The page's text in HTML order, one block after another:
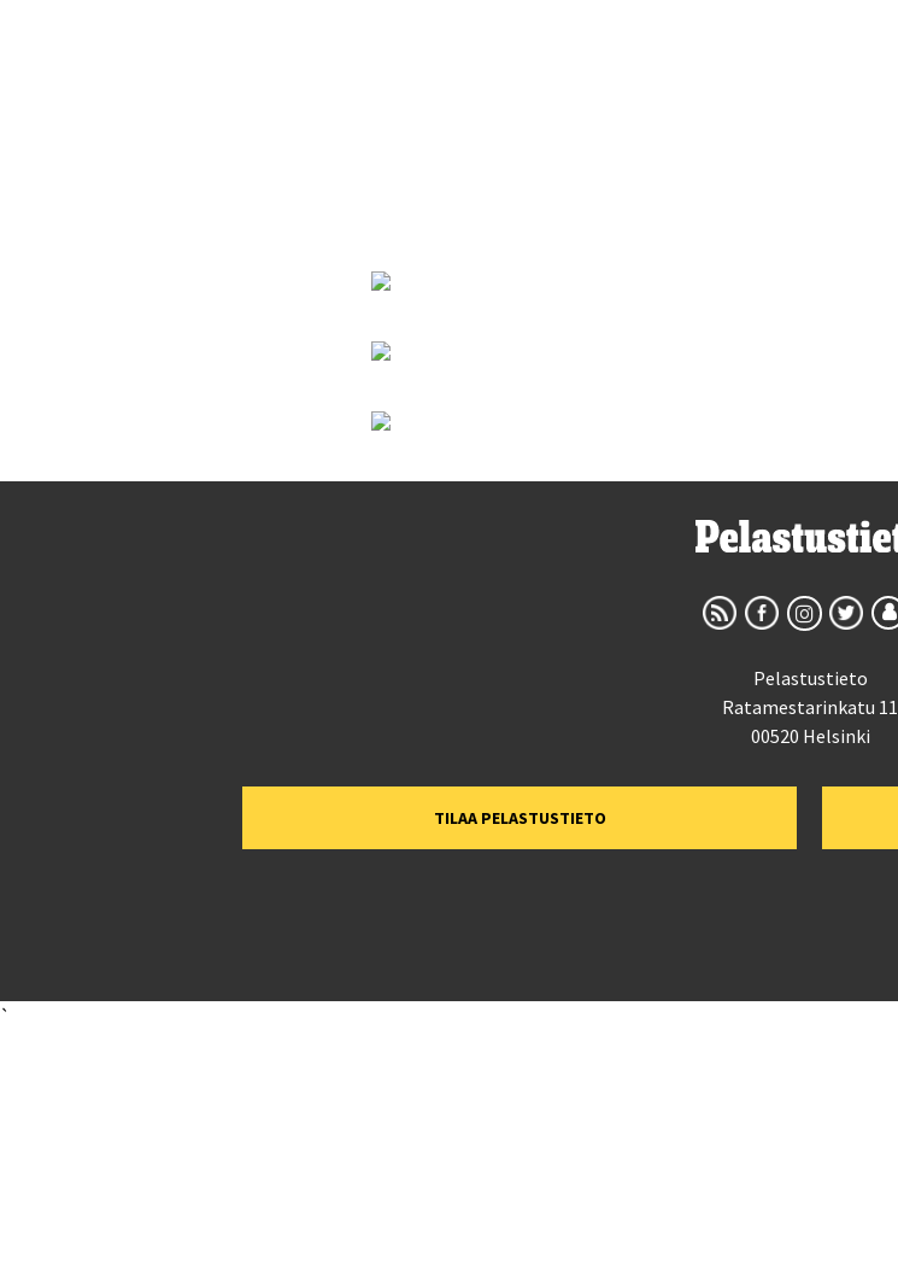
Pelastustieto
Ratamestarinkatu 11
00520 Helsinki
TILAA PELASTUSTIETO
`